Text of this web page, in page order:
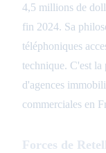
4,5 millions de
fin 2024. Sa
téléphoniques
technique. C'est la
d'agences
commerciales en
Forces de